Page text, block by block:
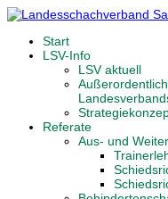
Start
LSV-Info
LSV aktuell
Referate
Aus- und